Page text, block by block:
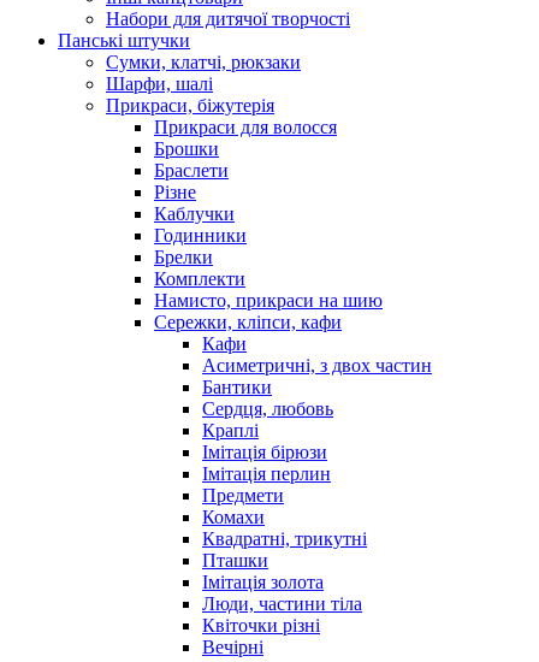
Набори для дитячої творчості
Панські штучки
Сумки, клатчі, рюкзаки
Шарфи, шалі
Прикраси, біжутерія
Прикраси для волосся
Брошки
Браслети
Різне
Каблучки
Годинники
Брелки
Комплекти
Намисто, прикраси на шию
Сережки, кліпси, кафи
Кафи
Асиметричні, з двох частин
Бантики
Сердця, любовь
Краплі
Імітація бірюзи
Імітація перлин
Предмети
Комахи
Квадратні, трикутні
Пташки
Імітація золота
Люди, частини тіла
Квіточки різні
Вечірні